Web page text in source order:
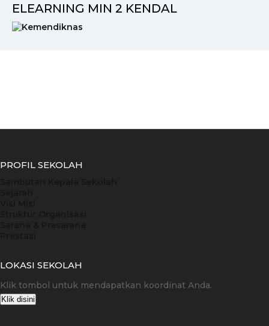
ELEARNING MIN 2 KENDAL
PROFIL SEKOLAH
LOKASI SEKOLAH
Klik tombol untuk mendapatkan koordinat Anda.
Klik disini